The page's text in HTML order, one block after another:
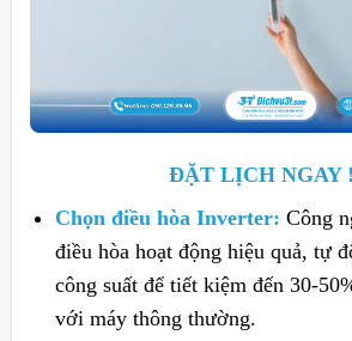
ĐẶT LỊCH NGAY
Chọn điều hòa Inverter: Công
điều hòa hoạt động hiệu quả, tự
công suất để tiết kiệm đến 30-
với máy thông thường.